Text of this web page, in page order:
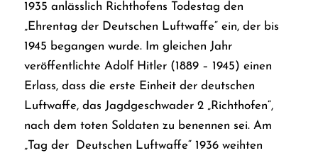
1935 anlässlich Richthofens Todestag den
„Ehrentag der Deutschen Luftwaffe“ ein, der bis
1945 begangen wurde. Im gleichen Jahr
veröffentlichte Adolf Hitler (1889 – 1945) einen
Erlass, dass die erste Einheit der deutschen
Luftwaffe, das Jagdgeschwader 2 „Richthofen“,
nach dem toten Soldaten zu benennen sei. Am
„Tag der Deutschen Luftwaffe“ 1936 weihten